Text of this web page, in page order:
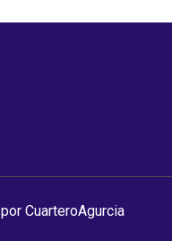
por CuarteroAgurcia